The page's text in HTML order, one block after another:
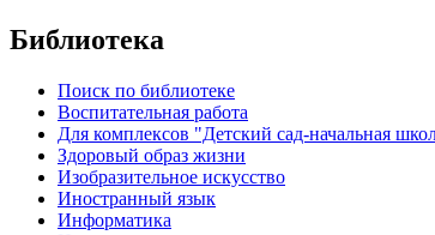
Библиотека
Поиск по библиотеке
Воспитательная работа
Для комплексов "Детский сад-начальная
Здоровый образ жизни
Изобразительное искусство
Иностранный язык
Информатика